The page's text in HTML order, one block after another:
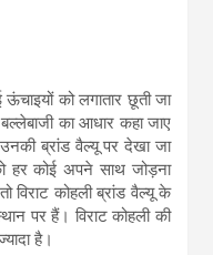
ऊंचाइयों को लगातार छूती जा
बल्लेबाजी का आधार कहा जाए
ब्रांड वैल्यू पर देखा जा
कोई अपने साथ जोड़ना
विराट कोहली ब्रांड वैल्यू के
पर हैं। विराट कोहली की
है।